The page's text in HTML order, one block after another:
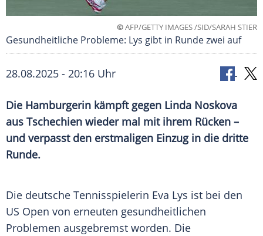
©AFP/GETTY IMAGES /SID/SARAH STIER
Gesundheitliche Probleme: Lys gibt in Runde zwei auf
28.08.2025 - 20:16 Uhr
Die Hamburgerin kämpft gegen Linda Noskova
aus Tschechien wieder mal mit ihrem Rücken –
und verpasst den erstmaligen Einzug in die dritte
Runde.
Die deutsche Tennisspielerin Eva Lys ist bei den
US Open von erneuten gesundheitlichen
Problemen ausgebremst worden. Die